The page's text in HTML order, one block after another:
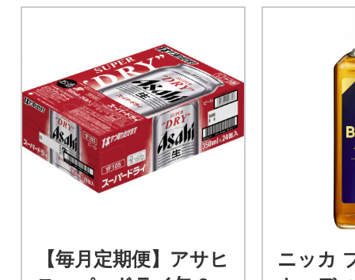
【毎月定期便】アサヒ
ニッカ